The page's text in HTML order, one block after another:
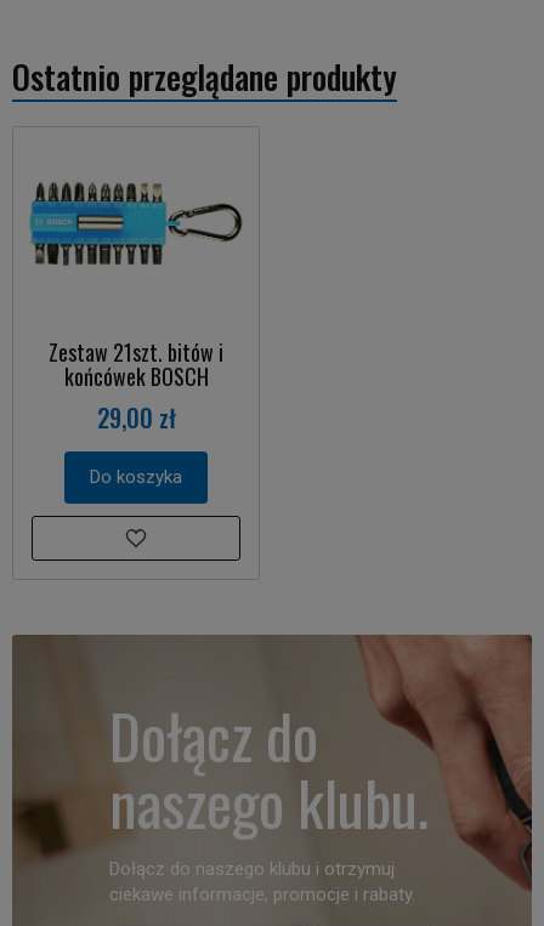
Ostatnio przeglądane produkty
Zestaw 21szt. bitów i
końcówek BOSCH
29,00 zł
Do koszyka
Dołącz do
naszego klubu.
Dołącz do naszego klubu i otrzymuj
ciekawe informacje, promocje i rabaty.